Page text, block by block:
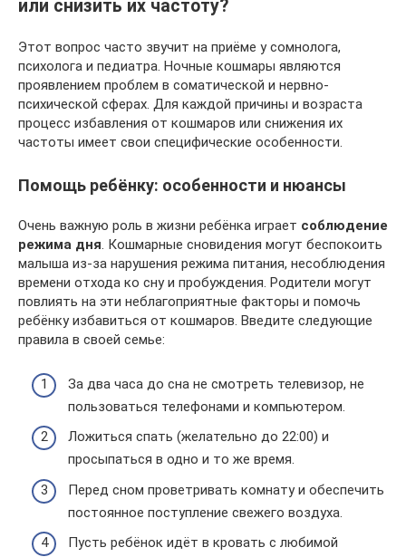
или снизить их частоту?
Этот вопрос часто звучит на приёме у сомнолога,
психолога и педиатра. Ночные кошмары являются
проявлением проблем в соматической и нервно-
психической сферах. Для каждой причины и возраста
процесс избавления от кошмаров или снижения их
частоты имеет свои специфические особенности.
Помощь ребёнку: особенности и нюансы
Очень важную роль в жизни ребёнка играет соблюдение
режима дня. Кошмарные сновидения могут беспокоить
малыша из-за нарушения режима питания, несоблюдения
времени отхода ко сну и пробуждения. Родители могут
повлиять на эти неблагоприятные факторы и помочь
ребёнку избавиться от кошмаров. Введите следующие
правила в своей семье:
За два часа до сна не смотреть телевизор, не
пользоваться телефонами и компьютером.
Ложиться спать (желательно до 22:00) и
просыпаться в одно и то же время.
Перед сном проветривать комнату и обеспечить
постоянное поступление свежего воздуха.
Пусть ребёнок идёт в кровать с любимой